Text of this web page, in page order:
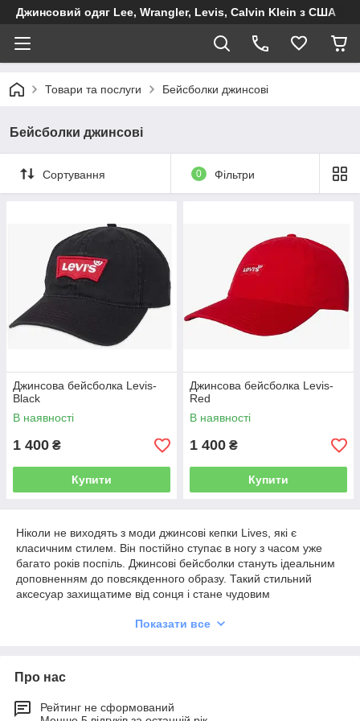
Джинсовий одяг Lee, Wrangler, Levis, Calvin Klein з США
Товари та послуги Бейсболки джинсові
Бейсболки джинсові
Сортування 0 Фільтри
Джинсова бейсболка Levis-
Black
В наявності
1 400 ₴
Купити
Джинсова бейсболка Levis-
Red
В наявності
1 400 ₴
Купити
Ніколи не виходять з моди джинсові кепки Lives, які є
класичним стилем. Він постійно ступає в ногу з часом уже
багато років поспіль. Джинсові бейсболки стануть ідеальним
доповненням до повсякденного образу. Такий стильний
аксесуар захищатиме від сонця і стане чудовим
На сайті інтернет-магазину можна вигідно придбати
виробу або моделі з принтом. Така кепка не вигоряє на сонці
стане одним з улюблених аксесуарів гардероба чоловіка
Показати все
Про нас
Рейтинг не сформований